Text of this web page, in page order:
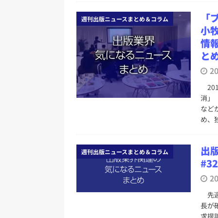
週刊出版ニュースまとめ＆コラム
小
情
と
消」
など
め、
週刊出版ニュースまとめ＆コラム
出
先
長が